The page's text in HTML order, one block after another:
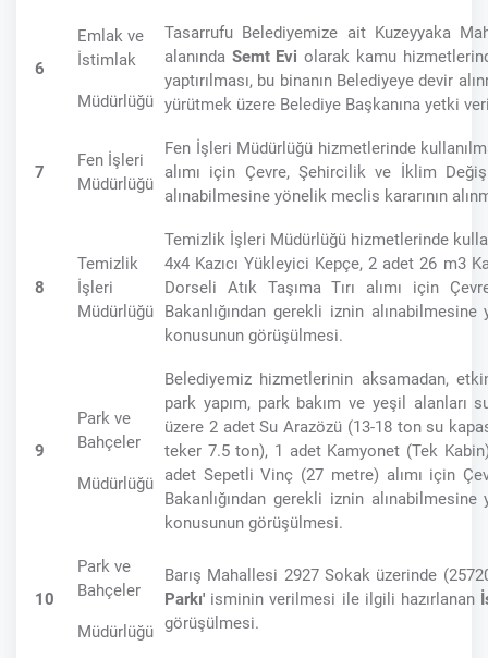
6
Emlak ve
İstimlak
Müdürlüğü
Tasarrufu Belediyemize ait Kuzeyyaka
alanında Semt Evi olarak kamu
yaptırılması, bu binanın Belediyeye devir
yürütmek üzere Belediye Başkanına yetki
7
Fen İşleri
Müdürlüğü
Fen İşleri Müdürlüğü hizmetlerinde
alımı için Çevre, Şehircilik ve İklim
alınabilmesine yönelik meclis kararının
8
Temizlik
İşleri
Müdürlüğü
Temizlik İşleri Müdürlüğü hizmetlerinde
4x4 Kazıcı Yükleyici Kepçe, 2 adet 26 m3
Dorseli Atık Taşıma Tırı alımı için
Bakanlığından gerekli iznin alınabilmesine
konusunun görüşülmesi.
9
Park ve
Bahçeler
Müdürlüğü
Belediyemiz hizmetlerinin aksamadan,
park yapım, park bakım ve yeşil alanları
üzere 2 adet Su Arazözü (13-18 ton su
teker 7.5 ton), 1 adet Kamyonet (Tek
adet Sepetli Vinç (27 metre) alımı için
Bakanlığından gerekli iznin alınabilmesine
konusunun görüşülmesi.
10
Park ve
Bahçeler
Müdürlüğü
Barış Mahallesi 2927 Sokak üzerinde
Parkı' isminin verilmesi ile ilgili hazırlanan
görüşülmesi.